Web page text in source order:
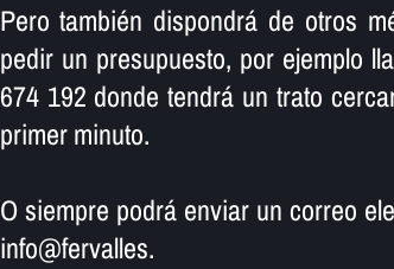
Pero también dispondrá de otros
pedir un presupuesto, por ejemplo
674 192 donde tendrá un trato
primer minuto.
O siempre podrá enviar un correo
info@fervalles.